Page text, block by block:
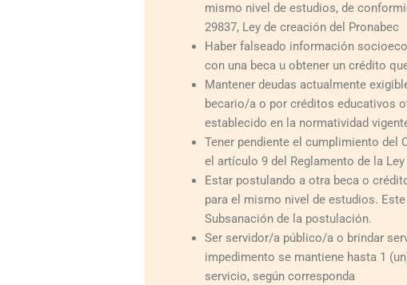
mismo nivel de estudios, de
29837, Ley de creación del Pronabec
Haber falseado información
con una beca u obtener un crédito
Mantener deudas actualmente
becario/a o por créditos educativos
establecido en la normatividad
Tener pendiente el cumplimiento del
el artículo 9 del Reglamento de la
Estar postulando a otra beca o
para el mismo nivel de estudios.
Subsanación de la postulación.
Ser servidor/a público/a o brindar
impedimento se mantiene hasta 1
servicio, según corresponda